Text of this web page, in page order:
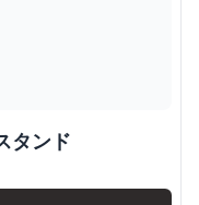
タンド